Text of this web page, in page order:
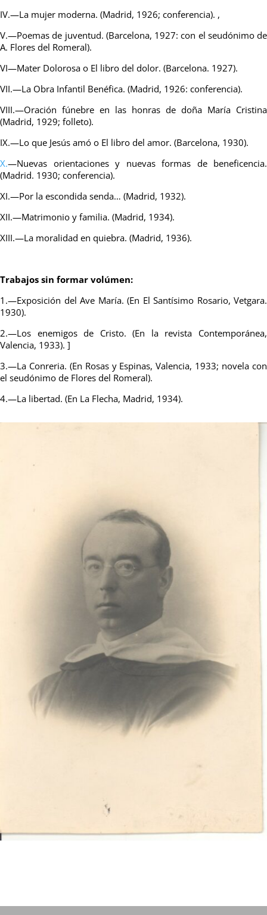
IV.—La mujer moderna. (Madrid, 1926; conferencia). ,
V.—Poemas de juventud. (Barcelona, 1927: con el seudónimo de
A. Flores del Romeral).
VI—Mater Dolorosa o El libro del dolor. (Barcelona. 1927).
VII.—La Obra Infantil Benéfica. (Madrid, 1926: conferencia).
VIII.—Oración fúnebre en las honras de doña María Cristina
(Madrid, 1929; folleto).
IX.—Lo que Jesús amó o El libro del amor. (Barcelona, 1930).
X.—Nuevas orientaciones y nuevas formas de beneficencia.
(Madrid. 1930; conferencia).
XI.—Por la escondida senda… (Madrid, 1932).
XII.—Matrimonio y familia. (Madrid, 1934).
XIII.—La moralidad en quiebra. (Madrid, 1936).
Trabajos sin formar volúmen:
1.—Exposición del Ave María. (En El Santísimo Rosario, Vetgara.
1930).
2.—Los enemigos de Cristo. (En la revista Contemporánea,
Valencia, 1933). ]
3.—La Conreria. (En Rosas y Espinas, Valencia, 1933; novela con
el seudónimo de Flores del Romeral).
4.—La libertad. (En La Flecha, Madrid, 1934).